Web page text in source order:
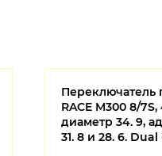
Переключатель
RACE M300 8/7S,
диаметр 34. 9,
31. 8 и 28. 6. Dual